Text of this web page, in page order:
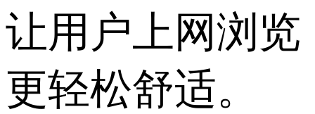
让用户上网浏览
更轻松舒适。